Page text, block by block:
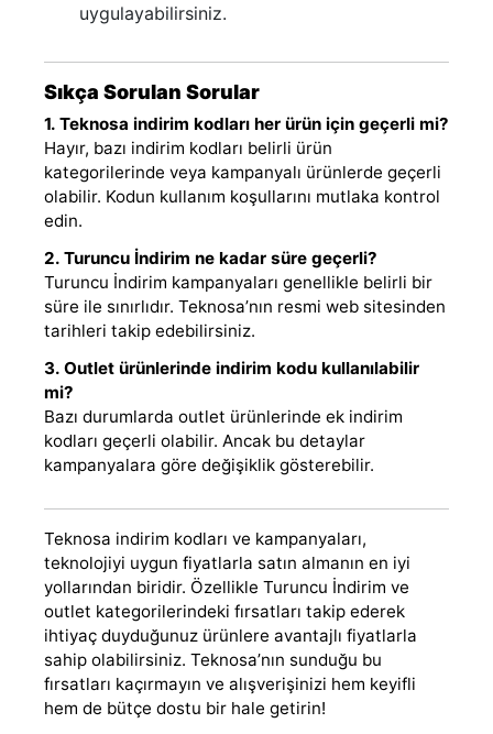
uygulayabilirsiniz.
Sıkça Sorulan Sorular
1. Teknosa indirim kodları her ürün için geçerli mi?
Hayır, bazı indirim kodları belirli ürün
kategorilerinde veya kampanyalı ürünlerde geçerli
olabilir. Kodun kullanım koşullarını mutlaka kontrol
edin.
2. Turuncu İndirim ne kadar süre geçerli?
Turuncu İndirim kampanyaları genellikle belirli bir
süre ile sınırlıdır. Teknosa’nın resmi web sitesinden
tarihleri takip edebilirsiniz.
3. Outlet ürünlerinde indirim kodu kullanılabilir
mi?
Bazı durumlarda outlet ürünlerinde ek indirim
kodları geçerli olabilir. Ancak bu detaylar
kampanyalara göre değişiklik gösterebilir.
Teknosa indirim kodları ve kampanyaları,
teknolojiyi uygun fiyatlarla satın almanın en iyi
yollarından biridir. Özellikle Turuncu İndirim ve
outlet kategorilerindeki fırsatları takip ederek
ihtiyaç duyduğunuz ürünlere avantajlı fiyatlarla
sahip olabilirsiniz. Teknosa’nın sunduğu bu
fırsatları kaçırmayın ve alışverişinizi hem keyifli
hem de bütçe dostu bir hale getirin!